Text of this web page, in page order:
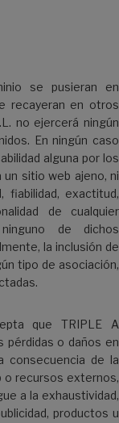
se pusieran en
recayeran en otros
no ejercerá ningún
En ningún caso
alguna por los
sitio web ajeno, ni
fiabilidad, exactitud,
de cualquier
de dichos
la inclusión de
tipo de asociación,
que TRIPLE A
pérdidas o daños en
consecuencia de la
o recursos externos,
a la exhaustividad,
productos u